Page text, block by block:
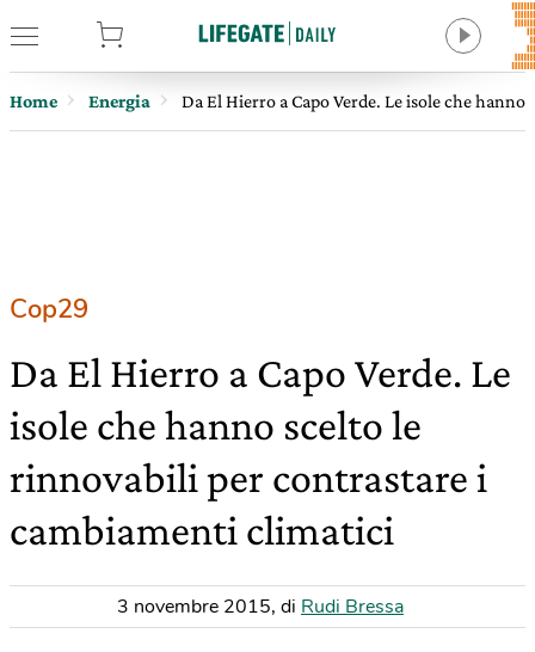
Home Energia Da El Hierro a Capo Verde. Le isole che
Cop29
Da El Hierro a Capo Verde. Le
isole che hanno scelto le
rinnovabili per contrastare i
cambiamenti climatici
3 novembre 2015, di Rudi Bressa